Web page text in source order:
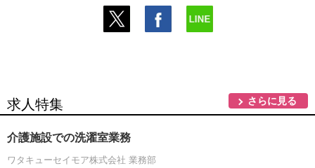
求人特集 さらに見る
介護施設での洗濯室業務
ワタキューセイモア株式会社 業務部